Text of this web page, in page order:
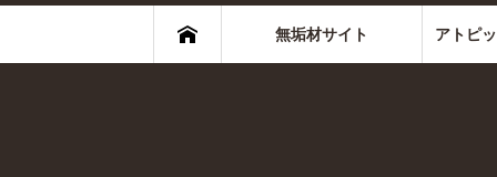
無垢材サイト アトピ